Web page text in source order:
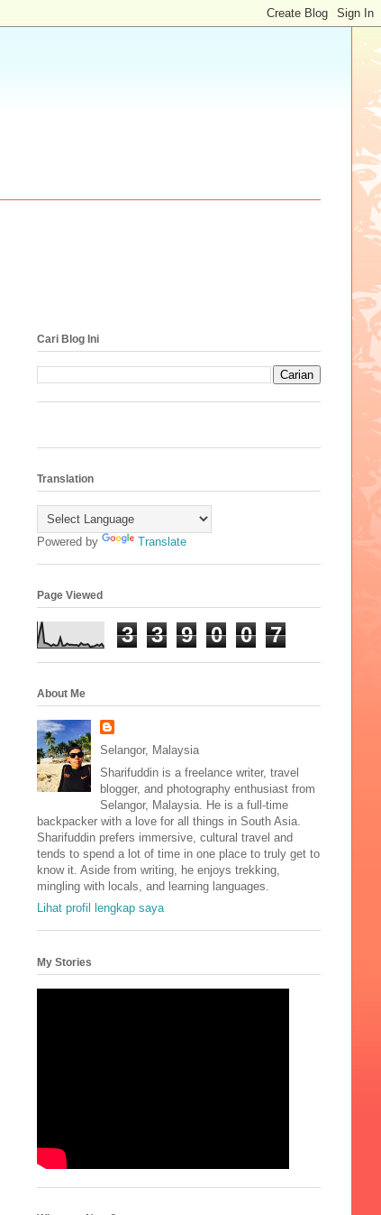
Cari Blog Ini
Translation
Powered by Translate
Page Viewed
3 3 9 0 0 7
About Me
Selangor, Malaysia
Sharifuddin is a freelance writer, travel
blogger, and photography enthusiast from
Selangor, Malaysia. He is a full-time
backpacker with a love for all things in South Asia.
Sharifuddin prefers immersive, cultural travel and
tends to spend a lot of time in one place to truly get to
know it. Aside from writing, he enjoys trekking,
mingling with locals, and learning languages.
Lihat profil lengkap saya
My Stories